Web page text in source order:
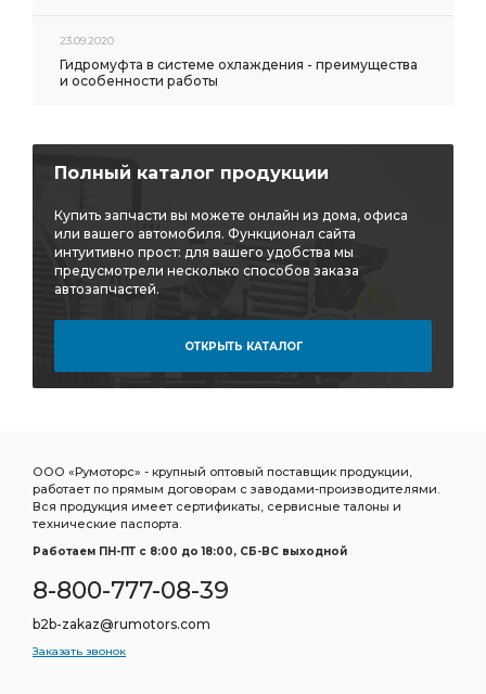
23.09.2020
Гидромуфта в системе охлаждения - преимущества
и особенности работы
Полный каталог продукции
Купить запчасти вы можете онлайн из дома, офиса
или вашего автомобиля. Функционал сайта
интуитивно прост: для вашего удобства мы
предусмотрели несколько способов заказа
автозапчастей.
ОТКРЫТЬ КАТАЛОГ
ООО «Румоторс» - крупный оптовый поставщик продукции,
работает по прямым договорам с заводами-производителями.
Вся продукция имеет сертификаты, сервисные талоны и
технические паспорта.
Работаем ПН-ПТ c 8:00 до 18:00, СБ-ВС выходной
8-800-777-08-39
b2b-zakaz@rumotors.com
Заказать звонок